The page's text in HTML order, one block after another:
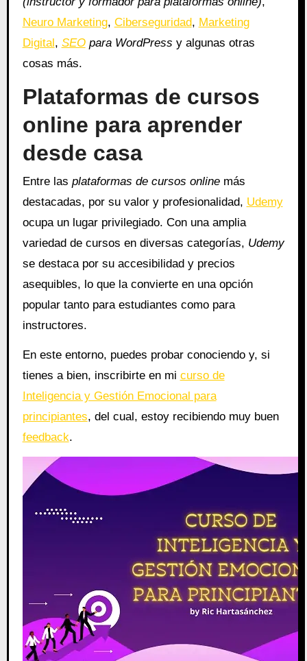
Neuro Marketing, Ciberseguridad, Marketing
Digital, SEOpara WordPress y algunas otras
cosas más.
Plataformas de cursos
online para aprender
desde casa
Entre las plataformas de cursos onlinemás
destacadas, por su valor y profesionalidad, Udemy
ocupa un lugar privilegiado. Con una amplia
variedad de cursos en diversas categorías, Udemy
se destaca por su accesibilidad y precios
asequibles, lo que la convierte en una opción
popular tanto para estudiantes como para
instructores.
En este entorno, puedes probar conociendo y, si
tienes a bien, inscribirte en mi curso de
Inteligencia y Gestión Emocional para
principiantes, del cual, estoy recibiendo muy buen
feedback.